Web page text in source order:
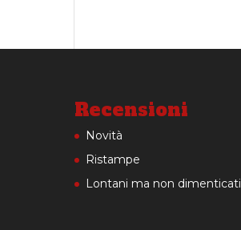
Recensioni
Novità
Ristampe
Lontani ma non dimenticati